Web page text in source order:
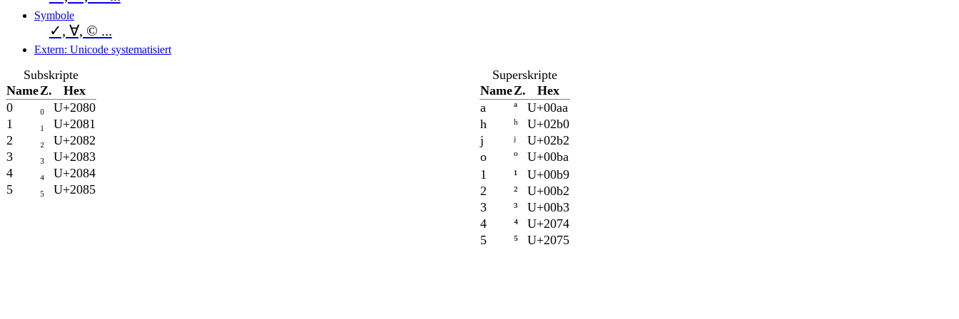
Symbole
✓, ∀, © ...
Extern: Unicode systematisiert
Subskripte
NameZ.
Hex
0
₀
U+2080
1
₁
U+2081
2
₂
U+2082
3
₃
U+2083
4
₄
U+2084
5
₅ U+2085
Superskripte
NameZ.
Hex
a
ª
U+00aa
h
ʰ
U+02b0
j
ʲ
U+02b2
o
º
U+00ba
1
¹
U+00b9
2
²
U+00b2
3
³
U+00b3
4
⁴
U+2074
5
⁵ U+2075